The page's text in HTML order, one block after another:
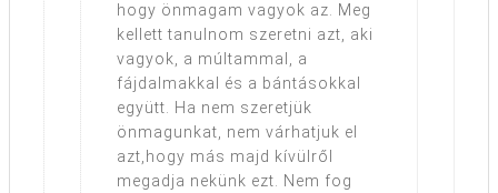
hogy önmagam vagyok az. Meg
kellett tanulnom szeretni azt, aki
vagyok, a múltammal, a
fájdalmakkal és a bántásokkal
együtt. Ha nem szeretjük
önmagunkat, nem várhatjuk el
azt,hogy más majd kívülről
megadja nekünk ezt. Nem fog